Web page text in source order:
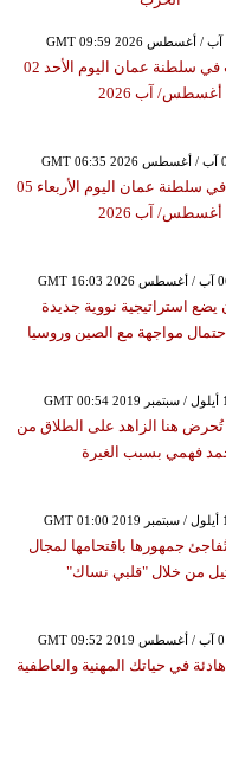
سعر الذهب في سلطنة عمان اليوم الأحد 02
أغسطس/ آب 2026
سعر الذهب في سلطنة عمان اليوم الأربعاء 05
أغسطس/ آب 2026
يضع استراتيجية نووية جديدة
مواجهة مع الصين وروسيا
هنا الزاهد على الطلاق من
فهمي بسبب الغيرة
جمهورها باقتحامها لمجال
من خلال "قلبي نساك"
في حياتك المهنية والعاطفية